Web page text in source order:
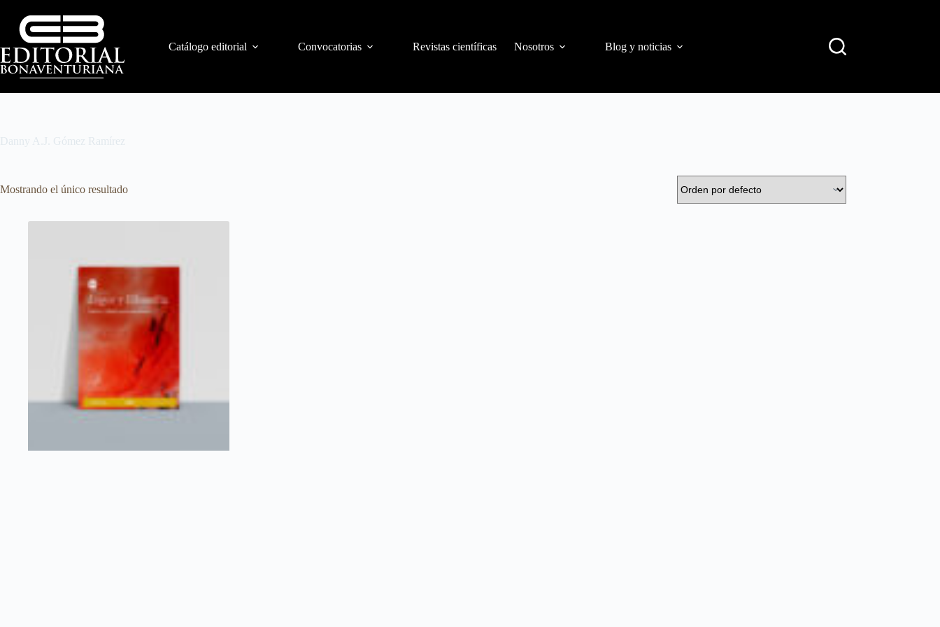
Catálogo editorial Convocatorias Revistas científicas Nosotros Blog y noticias
Danny A.J. Gómez Ramírez
Mostrando el único resultado